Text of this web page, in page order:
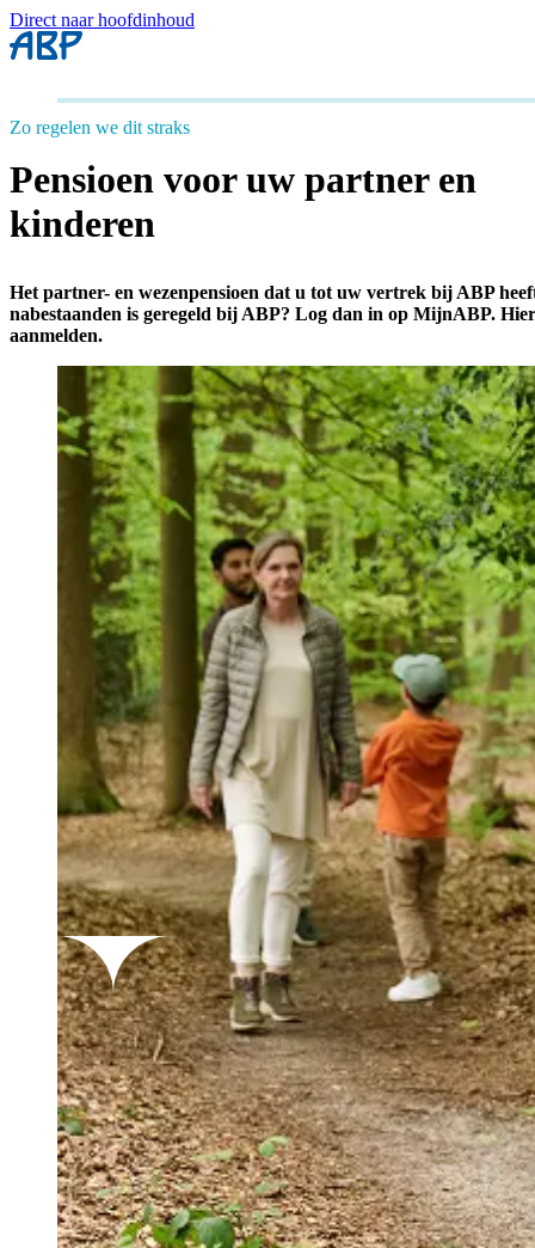
Direct naar hoofdinhoud
Zo regelen we dit straks
Pensioen voor uw partner en
kinderen
Het partner- en wezenpensioen dat u tot uw vertrek bij ABP
nabestaanden is geregeld bij ABP? Log dan in op MijnABP.
aanmelden.